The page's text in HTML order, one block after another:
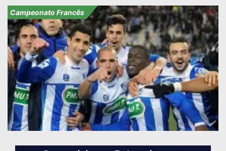
Campeonato Francês